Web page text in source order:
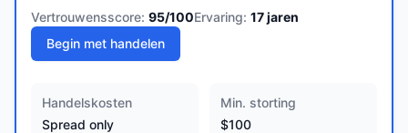
Vertrouwensscore: 95/100Ervaring: 17jaren
Begin met handelen
Handelskosten
Spread only
Min. storting
$100